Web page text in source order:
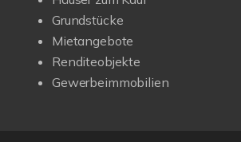
Grundstücke
Mietangebote
Renditeobjekte
Gewerbeimmobilien